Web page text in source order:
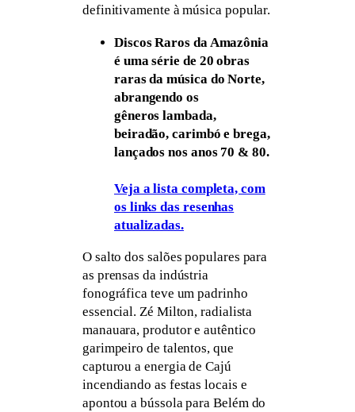
definitivamente à música popular.
Discos Raros da Amazônia
é uma série de 20 obras
raras da música do Norte,
abrangendo os
gêneros lambada,
beiradão, carimbó e brega,
lançados nos anos 70 & 80.
Veja a lista completa, com
os links das resenhas
atualizadas.
O salto dos salões populares para
as prensas da indústria
fonográfica teve um padrinho
essencial. Zé Milton, radialista
manauara, produtor e autêntico
garimpeiro de talentos, que
capturou a energia de Cajú
incendiando as festas locais e
apontou a bússola para Belém do